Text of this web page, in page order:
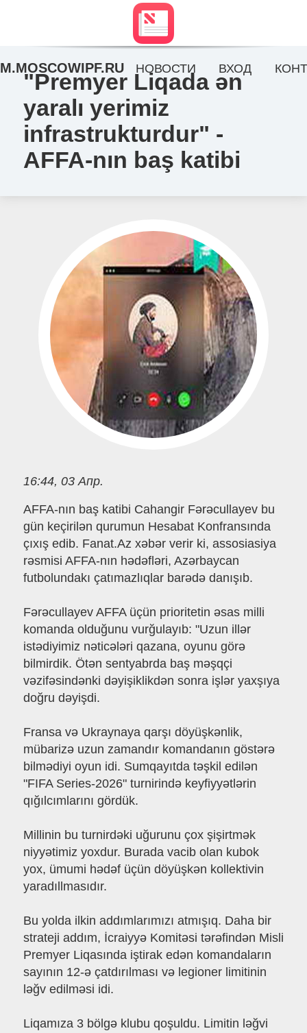
"Premyer Liqada ən
yaralı yerimiz
infrastrukturdur" -
AFFA-nın baş katibi
16:44, 03 Апр.
AFFA-nın baş katibi Cahangir Fərəcullayev bu
gün keçirilən qurumun Hesabat Konfransında
çıxış edib. Fanat.Az xəbər verir ki, assosiasiya
rəsmisi AFFA-nın hədəfləri, Azərbaycan
futbolundakı çatımazlıqlar barədə danışıb.
Fərəcullayev AFFA üçün prioritetin əsas milli
komanda olduğunu vurğulayıb: "Uzun illər
istədiyimiz nəticələri qazana, oyunu görə
bilmirdik. Ötən sentyabrda baş məşqçi
vəzifəsindənki dəyişiklikdən sonra işlər yaxşıya
doğru dəyişdi.
Fransa və Ukraynaya qarşı döyüşkənlik,
mübarizə uzun zamandır komandanın göstərə
bilmədiyi oyun idi. Sumqayıtda təşkil edilən
"FIFA Series-2026" turnirində keyfiyyətlərin
qığılcımlarını gördük.
Millinin bu turnirdəki uğurunu çox şişirtmək
niyyətimiz yoxdur. Burada vacib olan kubok
yox, ümumi hədəf üçün döyüşkən kollektivin
yaradıllmasıdır.
Bu yolda ilkin addımlarımızı atmışıq. Daha bir
strateji addım, İcraiyyə Komitəsi tərəfindən Misli
Premyer Liqasında iştirak edən komandaların
sayının 12-ə çatdırılması və legioner limitinin
ləğv edilməsi idi.
Liqamıza 3 bölgə klubu qoşuldu. Limitin ləğvi
M.MOSCOWIPF.RU НОВОСТИ ВХОД